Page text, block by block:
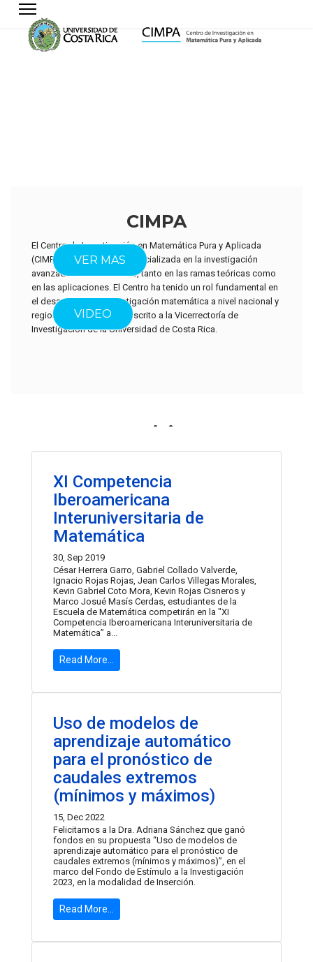
ACERCA DEL
CIMPA
El Centro de Investigación en Matemática Pura y Aplicada
(CIMPA) es una unidad especializada en la investigación
avanzada en matemáticas, tanto en las ramas teóricas como
en las aplicaciones. El Centro ha tenido un rol fundamental en
el desarrollo de la investigación matemática a nivel nacional y
regional. Se encuentra adscrito a la Vicerrectoría de
Investigación de la Universidad de Costa Rica.
VER MAS
VIDEO
Noticias
XI Competencia
Iberoamericana
Interuniversitaria de
Matemática
30, Sep 2019
César Herrera Garro, Gabriel Collado Valverde,
Ignacio Rojas Rojas, Jean Carlos Villegas Morales,
Kevin Gabriel Coto Mora, Kevin Rojas Cisneros y
Marco Josué Masís Cerdas, estudiantes de la
Escuela de Matemática competirán en la "XI
Competencia Iberoamericana Interuniversitaria de
Matemática” a...
Read More...
Uso de modelos de
aprendizaje automático
para el pronóstico de
caudales extremos
(mínimos y máximos)
15, Dec 2022
Felicitamos a la Dra. Adriana Sánchez que ganó
fondos en su propuesta “Uso de modelos de
aprendizaje automático para el pronóstico de
caudales extremos (mínimos y máximos)”, en el
marco del Fondo de Estímulo a la Investigación
2023, en la modalidad de Inserción.
Read More...